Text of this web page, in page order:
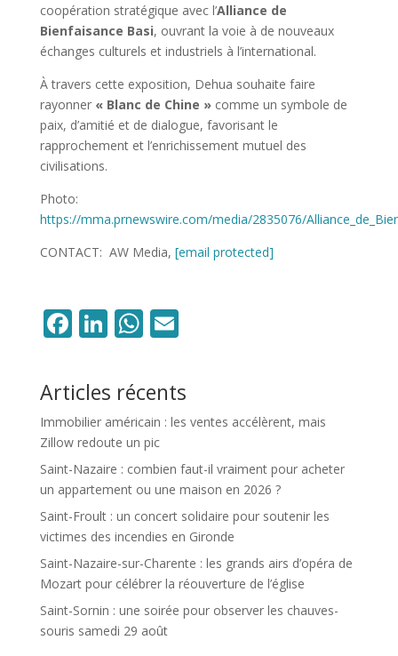
coopération stratégique avec l’Alliance de
Bienfaisance Basi, ouvrant la voie à de nouveaux
échanges culturels et industriels à l’international.
À travers cette exposition, Dehua souhaite faire
rayonner « Blanc de Chine »comme un symbole de
paix, d’amitié et de dialogue, favorisant le
rapprochement et l’enrichissement mutuel des
civilisations.
Photo:
https://mma.prnewswire.com/media/2835076/
CONTACT: AW Media, [email protected]
Facebook
LinkedIn
WhatsApp
Email
Articles récents
Immobilier américain : les ventes accélèrent, mais
Zillow redoute un pic
Saint-Nazaire : combien faut-il vraiment pour acheter
un appartement ou une maison en 2026 ?
Saint-Froult : un concert solidaire pour soutenir les
victimes des incendies en Gironde
Saint-Nazaire-sur-Charente : les grands airs d’opéra de
Mozart pour célébrer la réouverture de l’église
Saint-Sornin : une soirée pour observer les chauves-
souris samedi 29 août